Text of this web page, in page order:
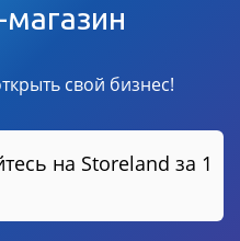
свой бизнес!
на Storeland за 1